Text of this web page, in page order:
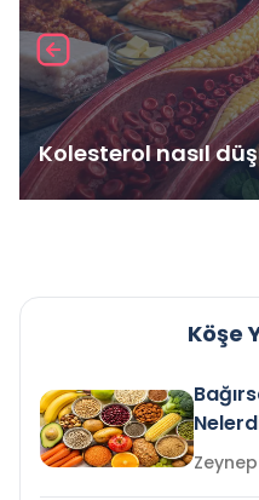
Kolesterol nasıl
Köşe